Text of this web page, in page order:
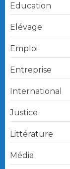
Education
Elévage
Emploi
Entreprise
International
Justice
Littérature
Média